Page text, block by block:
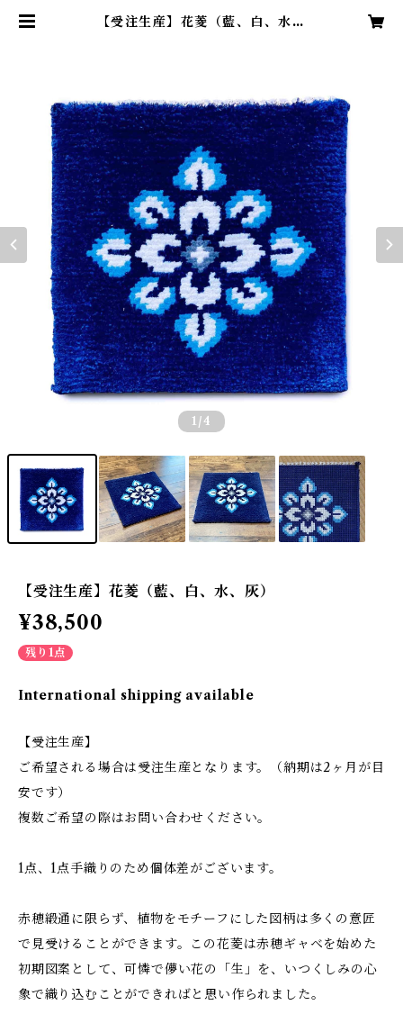
【受注生産】花菱（藍、白、水、
1 /4
【受注生産】花菱（藍、白、水、灰）
¥38,500
残り1点
International shipping available
【受注生産】
ご希望される場合は受注生産となります。（納期は2ヶ月が目
安です）
複数ご希望の際はお問い合わせください。
1点、1点手織りのため個体差がございます。
赤穂緞通に限らず、植物をモチーフにした図柄は多くの意匠
で見受けることができます。この花菱は赤穂ギャベを始めた
初期図案として、可憐で儚い花の「生」を、いつくしみの心
象で織り込むことができればと思い作られました。